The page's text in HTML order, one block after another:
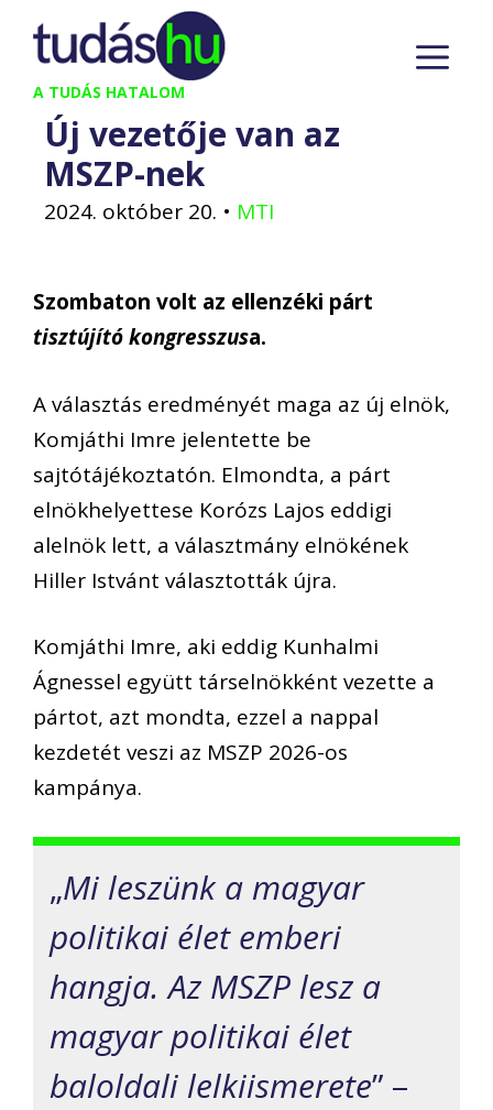
Kilépés
tartalomba
A TUDÁS HATALOM
Új vezetője van az
MSZP-nek
2024. október 20. • MTI
Szombaton volt az ellenzéki párt
tisztújító kongresszusa.
A választás eredményét maga az új elnök,
Komjáthi Imre jelentette be
sajtótájékoztatón. Elmondta, a párt
elnökhelyettese Korózs Lajos eddigi
alelnök lett, a választmány elnökének
Hiller Istvánt választották újra.
Komjáthi Imre, aki eddig Kunhalmi
Ágnessel együtt társelnökként vezette a
pártot, azt mondta, ezzel a nappal
kezdetét veszi az MSZP 2026-os
kampánya.
„Mi leszünk a magyar
politikai élet emberi
hangja. Az MSZP lesz a
magyar politikai élet
baloldali lelkiismerete” –